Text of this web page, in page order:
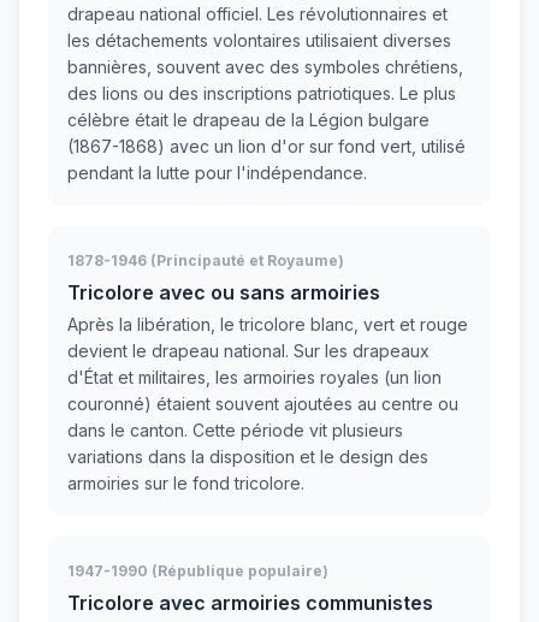
drapeau national officiel. Les révolutionnaires et
les détachements volontaires utilisaient diverses
bannières, souvent avec des symboles chrétiens,
des lions ou des inscriptions patriotiques. Le plus
célèbre était le drapeau de la Légion bulgare
(1867-1868) avec un lion d'or sur fond vert, utilisé
pendant la lutte pour l'indépendance.
1878-1946 (Principauté et Royaume)
Tricolore avec ou sans armoiries
Après la libération, le tricolore blanc, vert et rouge
devient le drapeau national. Sur les drapeaux
d'État et militaires, les armoiries royales (un lion
couronné) étaient souvent ajoutées au centre ou
dans le canton. Cette période vit plusieurs
variations dans la disposition et le design des
armoiries sur le fond tricolore.
1947-1990 (République populaire)
Tricolore avec armoiries communistes